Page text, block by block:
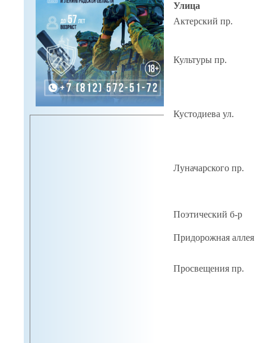
Улица
Актерский пр.
Культуры пр.
Кустодиева ул.
Луначарского пр.
Поэтический б-р
Придорожная аллея
Просвещения пр.